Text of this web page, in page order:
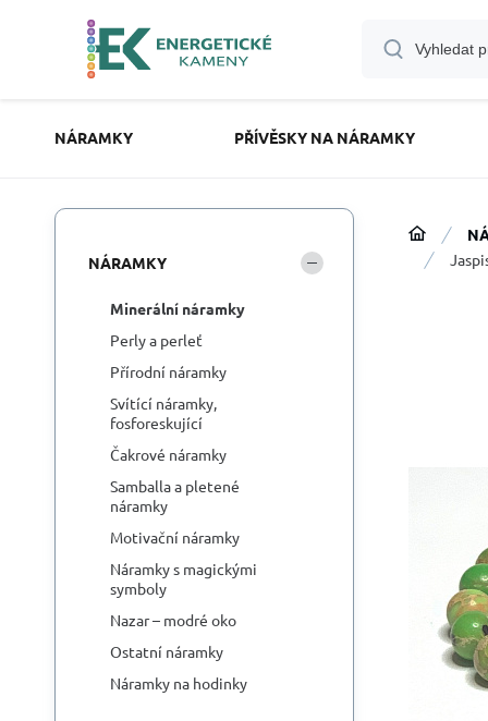
NÁRAMKY PŘÍVĚSKY NA NÁRAMKY
NÁRAMKY
Minerální náramky
Perly a perleť
Přírodní náramky
Svítící náramky,
fosforeskující
Čakrové náramky
Samballa a pletené
náramky
Motivační náramky
Náramky s magickými
symboly
Nazar – modré oko
Ostatní náramky
Náramky na hodinky